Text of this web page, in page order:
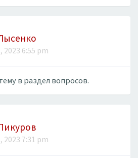
2023 6:55 pm
в раздел вопросов.
2023 7:31 pm